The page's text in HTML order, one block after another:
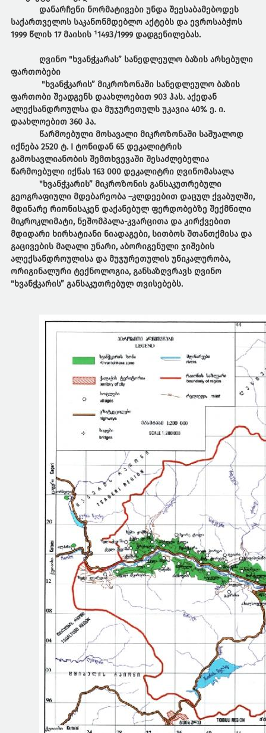
დანარჩენი ნორმატივები უნდა შეესაბამებოდეს
საქართველოს საკანონმდებლო აქტებს და ევროსაბჭოს
1999 წლის 17 მაისის ¹1493/1999 დადგენილებას.
ღვინო"ხვანჭკარას” სანედლეულო ბაზის არსებული
ფართობები
"ხვანჭკარის” მიკროზონაში სანედლეულო ბაზის
ფართობი შეადგენს დაახლოებით 903 ჰას. აქედან
ალექსანდროულსა და მუჯურეთულს უკავია 40% ე. ი.
დაახლოებით 360 ჰა.
წარმოებული მოსავალი მიკროზონაში საშუალოდ
იქნება 2520 ტ. I ტონიდან 65 დეკალიტრის
გამოსავლიანობის შემთხვევაში შესაძლებელია
წარმოებული იქნას 163 000 დეკალიტრი ღვინომასალა
"ხვანჭკარის” მიკროზონის განსაკუთრებული
გეოგრაფიული მდებარეობა –კლდეებით დაცულ ქვაბულში,
მდინარე რიონისაკენ დაქანებულ ფერდობებზე შექმნილი
მიკროკლიმატი, ნეშომპალა-კვარცითა და კირქვებით
მდიდარი ხირხატიანი ნიადაგები, სითბოს შთანთქმისა და
გაცივების მაღალი უნარი, აბორიგენული ჯიშების
ალექსანდროულისა და მუჯურეთულის უნიკალურობა,
ორიგინალური ტექნოლოგია, განსაზღვრავს ღვინო
"ხვანჭკარის” განსაკუთრებულ თვისებებს.